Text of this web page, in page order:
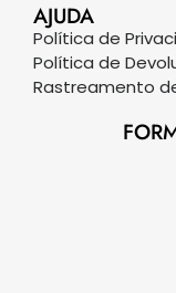
AJUDA
Política de
Política de
Rastreamento